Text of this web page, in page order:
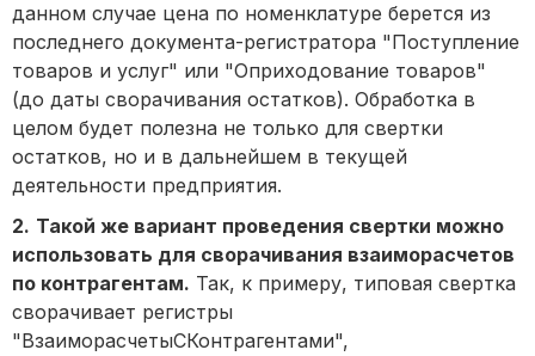
данном случае цена по номенклатуре берется из
последнего документа-регистратора "Поступление
товаров и услуг" или "Оприходование товаров"
(до даты сворачивания остатков). Обработка в
целом будет полезна не только для свертки
остатков, но и в дальнейшем в текущей
деятельности предприятия.
2. Такой же вариант проведения свертки можно
использовать для сворачивания взаиморасчетов
по контрагентам. Так, к примеру, типовая свертка
сворачивает регистры
"ВзаиморасчетыСКонтрагентами",